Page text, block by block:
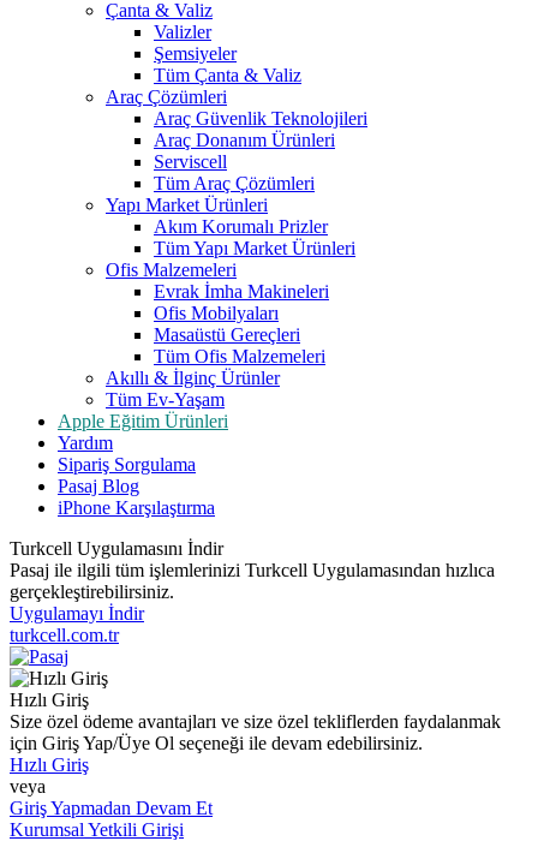
Çanta & Valiz
Valizler
Şemsiyeler
Tüm Çanta & Valiz
Araç Çözümleri
Araç Güvenlik Teknolojileri
Araç Donanım Ürünleri
Serviscell
Tüm Araç Çözümleri
Yapı Market Ürünleri
Akım Korumalı Prizler
Tüm Yapı Market Ürünleri
Ofis Malzemeleri
Evrak İmha Makineleri
Ofis Mobilyaları
Masaüstü Gereçleri
Tüm Ofis Malzemeleri
Akıllı & İlginç Ürünler
Tüm Ev-Yaşam
Apple Eğitim Ürünleri
Yardım
Sipariş Sorgulama
Pasaj Blog
iPhone Karşılaştırma
Turkcell Uygulamasını İndir
Pasaj ile ilgili tüm işlemlerinizi Turkcell Uygulamasından hızlıca
gerçekleştirebilirsiniz.
Uygulamayı İndir
turkcell.com.tr
Hızlı Giriş
Size özel ödeme avantajları ve size özel tekliflerden faydalanmak
için Giriş Yap/Üye Ol seçeneği ile devam edebilirsiniz.
Hızlı Giriş
veya
Giriş Yapmadan Devam Et
Kurumsal Yetkili Girişi